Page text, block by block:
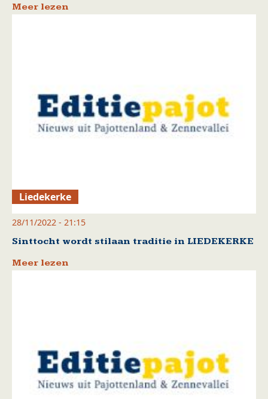
Meer lezen
Liedekerke
28/11/2022 - 21:15
Sinttocht wordt stilaan traditie in LIEDEKERKE
Meer lezen